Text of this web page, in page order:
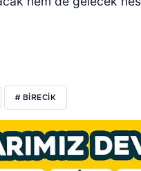
# BIRECIK